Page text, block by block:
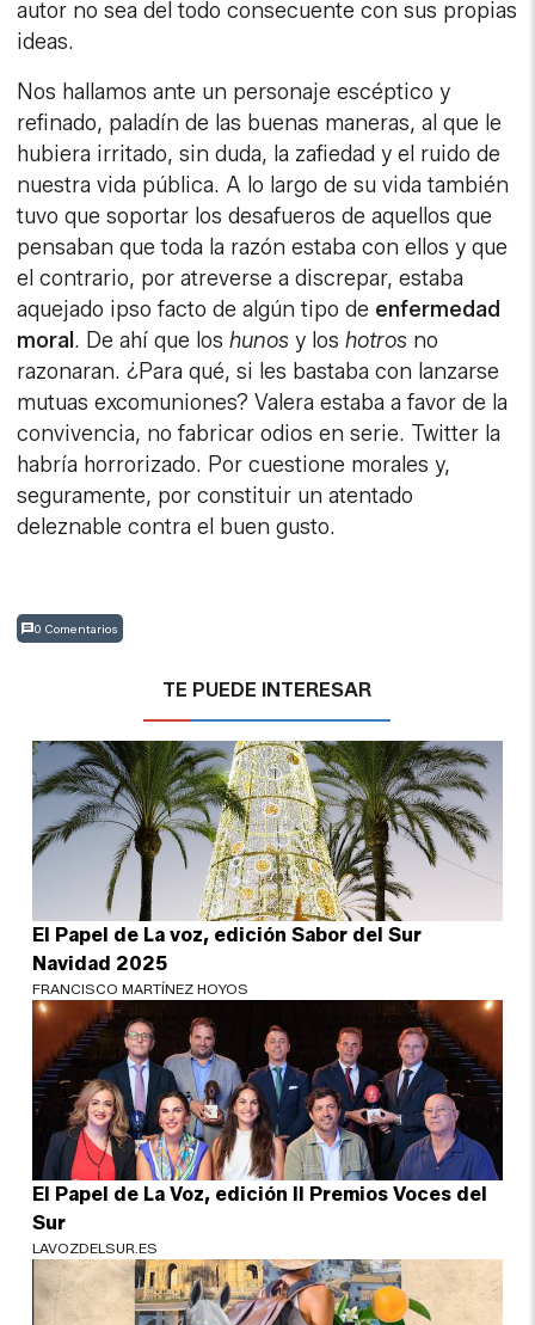
autor no sea del todo consecuente con sus propias
ideas.
Nos hallamos ante un personaje escéptico y
refinado, paladín de las buenas maneras, al que le
hubiera irritado, sin duda, la zafiedad y el ruido de
nuestra vida pública. A lo largo de su vida también
tuvo que soportar los desafueros de aquellos que
pensaban que toda la razón estaba con ellos y que
el contrario, por atreverse a discrepar, estaba
aquejado ipso facto de algún tipo de enfermedad
moral . De ahí que loshunosy loshotros no
razonaran. ¿Para qué, si les bastaba con lanzarse
mutuas excomuniones? Valera estaba a favor de la
convivencia, no fabricar odios en serie. Twitter la
habría horrorizado. Por cuestione morales y,
seguramente, por constituir un atentado
deleznable contra el buen gusto.
0 Comentarios
TE PUEDE INTERESAR
El Papel de La voz, edición Sabor del Sur
Navidad 2025
FRANCISCO MARTÍNEZ HOYOS
El Papel de La Voz, edición II Premios Voces del
Sur
LAVOZDELSUR.ES